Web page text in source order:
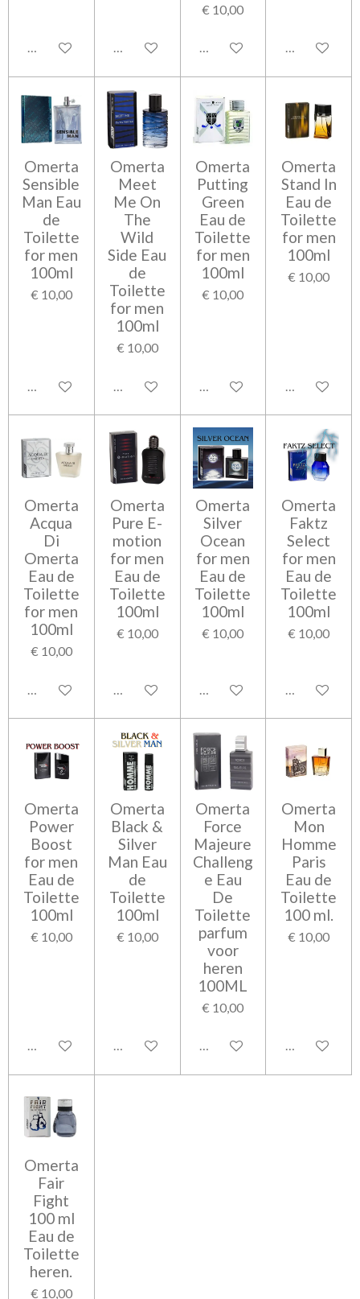
Bekijk details Bekijk details
€ 10,00
Bekijk details Bekijk details
Omerta
Sensible
Man Eau
de
Toilette
for men
100ml
€ 10,00
Bekijk details
Omerta
Meet
Me On
The
Wild
Side Eau
de
Toilette
for men
100ml
€ 10,00
Bekijk details
Omerta
Putting
Green
Eau de
Toilette
for men
100ml
€ 10,00
Bekijk details
Omerta
Stand In
Eau de
Toilette
for men
100ml
€ 10,00
Bekijk details
Omerta
Acqua
Di
Omerta
Eau de
Toilette
for men
100ml
€ 10,00
Bekijk details
Omerta
Pure E-
motion
for men
Eau de
Toilette
100ml
€ 10,00
Bekijk details
Omerta
Silver
Ocean
for men
Eau de
Toilette
100ml
€ 10,00
Bekijk details
Omerta
Faktz
Select
for men
Eau de
Toilette
100ml
€ 10,00
Bekijk details
Omerta
Power
Boost
for men
Eau de
Toilette
100ml
€ 10,00
Bekijk details
Omerta
Black &
Silver
Man Eau
de
Toilette
100ml
€ 10,00
Bekijk details
Omerta
Force
Majeure
Challeng
e Eau
De
Toilette
parfum
voor
heren
100ML
€ 10,00
Bekijk details
Omerta
Mon
Homme
Paris
Eau de
Toilette
100 ml.
€ 10,00
Bekijk details
Omerta
Fair
Fight
100 ml
Eau de
Toilette
heren.
€ 10,00